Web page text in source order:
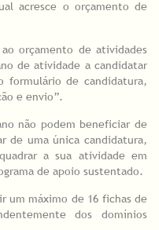
acresce o orçamento de
orçamento de atividades
de atividade a candidatar
formulário de candidatura,
e envio”.
não podem beneficiar de
de uma única candidatura,
a sua atividade em
de apoio sustentado.
um máximo de 16 fichas de
dos domínios